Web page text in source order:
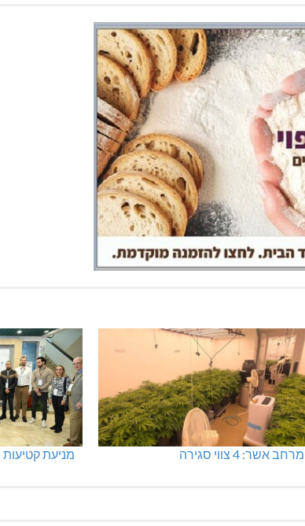
גם בחום הכבד: לא מוותרים על
הדמוקרטיה
תאונת דרכים קטלנית בנהריה
₪